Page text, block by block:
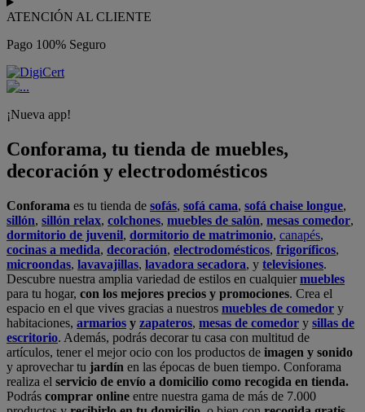
ATENCIÓN AL CLIENTE
Pago 100% Seguro
¡Nueva app!
Conforama, tu tienda de muebles,
decoración y electrodomésticos
Conforama es tu tienda de sofás, sofá cama, sofá chaise longue,
sillón, sillón relax, colchones, muebles de salón, mesas comedor,
dormitorio de juvenil, dormitorio de matrimonio, canapés,
cocinas a medida, decoración, electrodomésticos, frigoríficos,
microondas, lavavajillas, lavadora secadora, y televisiones.
Descubre nuestra amplia variedad de estilos en cualquiermuebles
para tu hogar, con los mejores precios y promociones. Crea el
espacio en el que vives gracias a nuestros muebles de comedor y
habitaciones, armarios y zapateros, mesas de comedor y sillas de
escritorio. Además, podrás decorar tu casa con multitud de
artículos, tener el mejor ocio con los productos de imagen y sonido
y aprovechar tu jardín en las épocas de buen tiempo. Conforama
realiza el servicio de envío a domicilio como recogida en tienda.
Podrás comprar online entre nuestra gama de más de 7.000